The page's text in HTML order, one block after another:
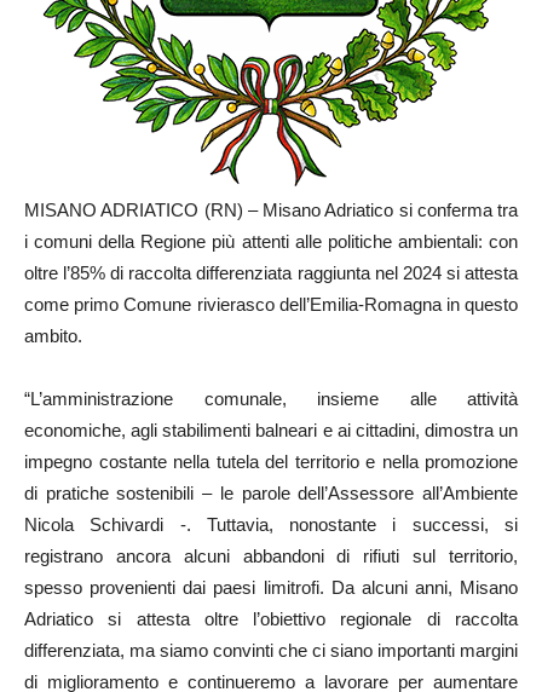
MISANO ADRIATICO (RN) – Misano Adriatico si conferma tra
i comuni della Regione più attenti alle politiche ambientali: con
oltre l’85% di raccolta differenziata raggiunta nel 2024 si attesta
come primo Comune rivierasco dell’Emilia-Romagna in questo
ambito.
“L’amministrazione comunale, insieme alle attività
economiche, agli stabilimenti balneari e ai cittadini, dimostra un
impegno costante nella tutela del territorio e nella promozione
di pratiche sostenibili – le parole dell’Assessore all’Ambiente
Nicola Schivardi -. Tuttavia, nonostante i successi, si
registrano ancora alcuni abbandoni di rifiuti sul territorio,
spesso provenienti dai paesi limitrofi. Da alcuni anni, Misano
Adriatico si attesta oltre l’obiettivo regionale di raccolta
differenziata, ma siamo convinti che ci siano importanti margini
di miglioramento e continueremo a lavorare per aumentare